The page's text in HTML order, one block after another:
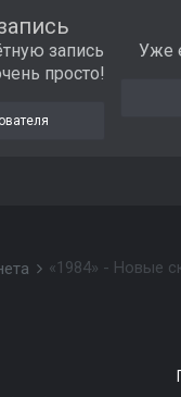
запись
просто!
Уже
«1984» - Новые